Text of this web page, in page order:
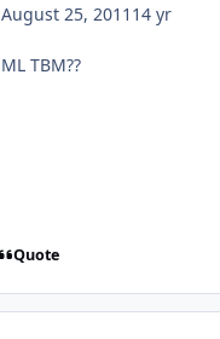
August 25, 2011 14 yr
ML TBM??
Quote